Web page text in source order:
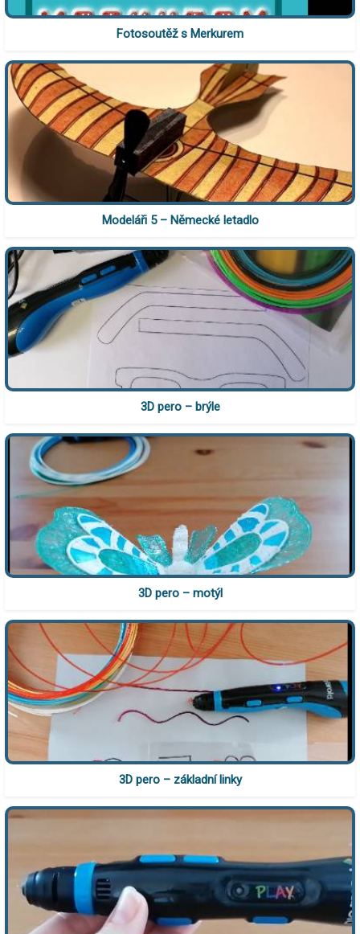
Fotosoutěž s Merkurem
Modeláři 5 – Německé letadlo
3D pero – brýle
3D pero – motýl
3D pero – základní linky